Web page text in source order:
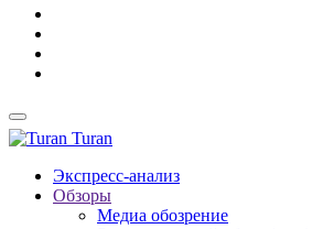
Turan
Экспресс-анализ
Обзоры
Медиа обозрение